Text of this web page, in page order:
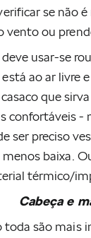
se não
vento ou
usar-se
ao ar livre
que
confortáveis -
ser preciso
baixa.
térmico/
Cabeça e
são mais